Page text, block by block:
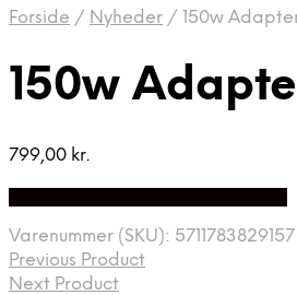
Forside / Nyheder / 150w
150w
799,00 kr.
Varenummer (SKU): 5711783829157
Previous Product
Next Product